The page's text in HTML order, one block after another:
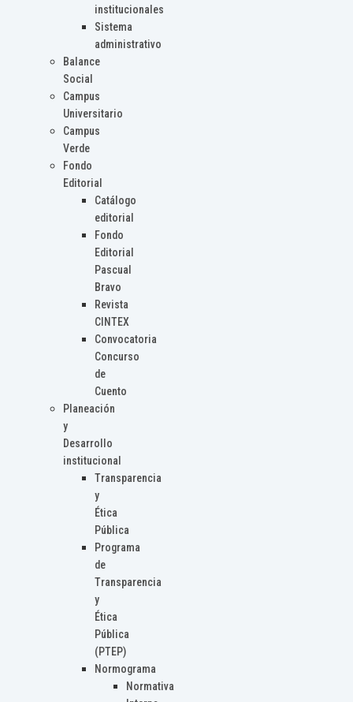
institucionales
Sistema
administrativo
Balance
Social
Campus
Universitario
Campus
Verde
Fondo
Editorial
Catálogo
editorial
Fondo
Editorial
Pascual
Bravo
Revista
CINTEX
Convocatoria
Concurso
de
Cuento
Planeación
y
Desarrollo
institucional
Transparencia
y
Ética
Pública
Programa
de
Transparencia
y
Ética
Pública
(PTEP)
Normograma
Normativa